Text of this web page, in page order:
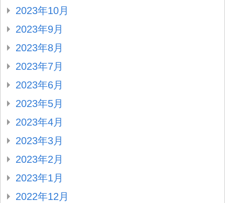
2023年10月
2023年9月
2023年8月
2023年7月
2023年6月
2023年5月
2023年4月
2023年3月
2023年2月
2023年1月
2022年12月